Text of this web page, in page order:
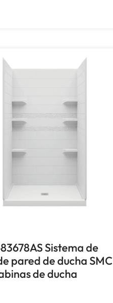
Sistema de
pared de ducha SMC
de ducha